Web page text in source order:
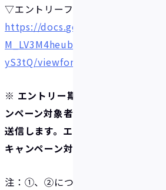
▽エントリーフォーム
https://docs.google.com/forms/d/
yS3tQ/viewform?usp=sf_link
※ エントリー期間終了後1週間以内
ンペーン対象者（当選者）にエント
送信します。エントリー完了メール
キャンペーン対象となります。
注：①、②について順番が前後して